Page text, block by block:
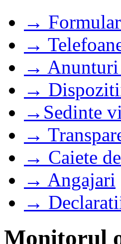
→
→
→ Anunturi
→
→Sedinte
→
→ Caiete
→ Angajari
→
Monitorul